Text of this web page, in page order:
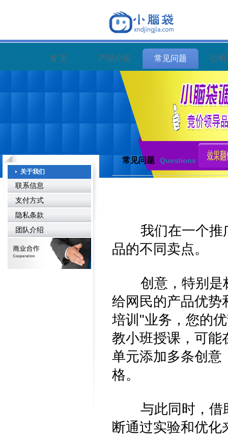
首 页 产品介绍 常见问题 公
关于我们
联系信息
支付方式
隐私条款
团队介绍
常见问题 Questions
我们在一个推广
品的不同卖点。
创意，特别是标
给网民的产品优势
培训"业务，您的
教小班授课，可能
单元添加多条创意
格。
与此同时，借助
断通过实验和优